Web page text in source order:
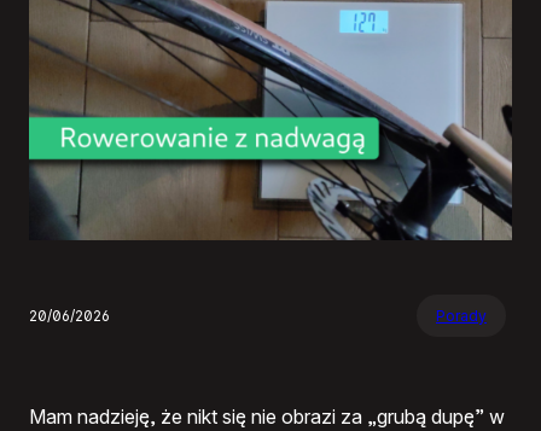
20/06/2026 Porady
Mam nadzieję, że nikt się nie obrazi za „grubą dupę” w